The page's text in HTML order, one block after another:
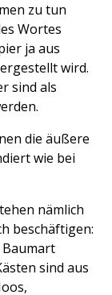
zu tun
Wortes
ja aus
wird.
sind als
die äußere
wie bei
nämlich
beschäftigen:
Baumart
sind aus